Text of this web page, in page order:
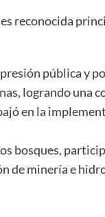
reconocida
pública y
logrando una
en la
bosques,
de minería e